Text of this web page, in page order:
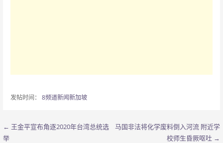
发帖时间： 8频道新闻新加坡
文
← 王金平宣布角逐2020年台湾总统选
举
马国非法将化学废料倒入河流 附近学
校师生昏厥呕吐 →